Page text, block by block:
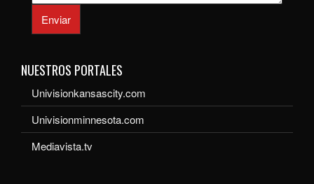
Enviar
NUESTROS PORTALES
Univisionkansascity.com
Univisionminnesota.com
Mediavista.tv